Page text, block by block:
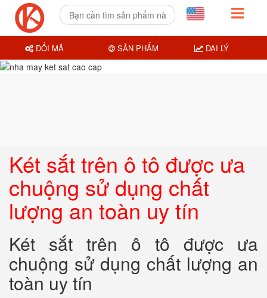
Két sắt trên ô tô được ưa
chuộng sử dụng chất
lượng an toàn uy tín
Két sắt trên ô tô được ưa
chuộng sử dụng chất lượng an
toàn uy tín
ĐỔI MÃ SẢN PHẨM ĐẠI LÝ